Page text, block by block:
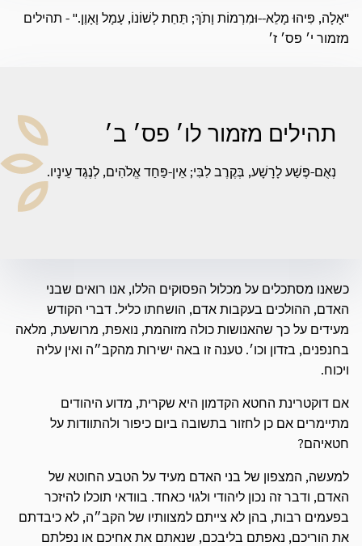
"אָלָה, פִּיהוּ מָלֵא--וּמִרְמוֹת וָתֹךְ; תַּחַת לְשׁוֹנוֹ, עָמָל וָאָוֶן." - תהילים
מזמור י׳ פס׳ ז׳
תהילים מזמור לו׳ פס׳ ב׳
נְאֻם-פֶּשַׁע לָרָשָׁע, בְּקֶרֶב לִבִּי; אֵין-פַּחַד אֱלֹהִים, לְנֶגֶד עֵינָיו.
כשאנו מסתכלים על מכלול הפסוקים הללו, אנו רואים שבני
האדם, ההולכים בעקבות אדם, הושחתו כליל. דברי הקודש
מעידים על כך שהאנושות כולה מזוהמת, נואפת, מרושעת, מלאה
בחנפנים, בזדון וכו׳. טענה זו באה ישירות מהקב״ה ואין עליה
ויכוח.
אם דוקטרינת החטא הקדמון היא שקרית, מדוע היהודים
מתיימרים אם כן לחזור בתשובה ביום כיפור ולהתוודות על
חטאיהם?
למעשה, המצפון של בני האדם מעיד על הטבע החוטא של
האדם, ודבר זה נכון ליהודי ולגוי כאחד. בוודאי תוכלו להיזכר
בפעמים רבות, בהן לא צייתם למצוותיו של הקב״ה, לא כיבדתם
את הוריכם, נאפתם בליבכם, שנאתם את אחיכם או נפלתם